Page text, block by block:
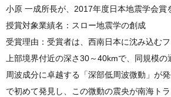
小原 一成所長が、2017年度日本地震学会賞
授賞対象業績名：スロー地震学の創成
受賞理由：受賞者は、西南日本に沈み込む
上部境界付近の深さ30～40kmで、同規模の
周波成分に卓越する「深部低周波微動」が
で初めて発見し、この微動の震央が南海ト